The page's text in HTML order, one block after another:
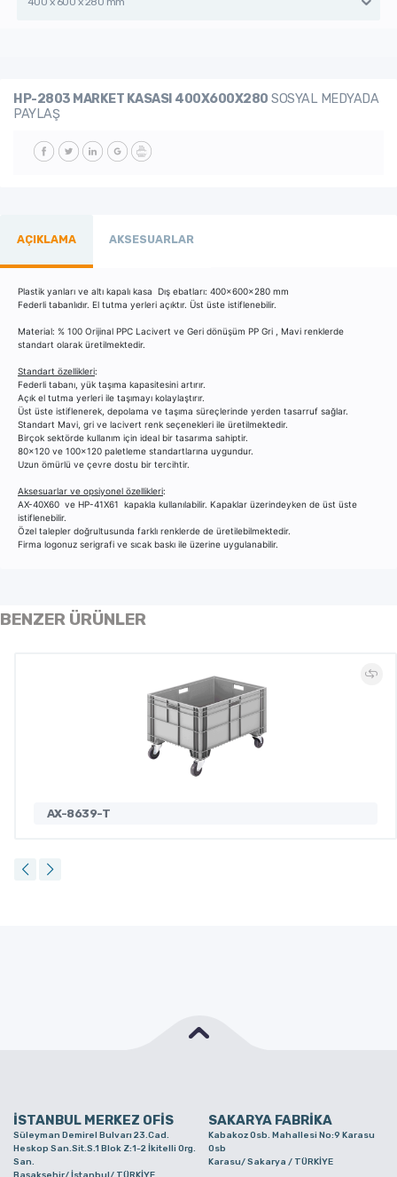
HP-2803 MARKET KASASI 400X600X280 SOSYAL MEDYADA
PAYLAŞ
AÇIKLAMA AKSESUARLAR
Plastik yanları ve altı kapalı kasa Dış ebatları: 400x600x280 mm
Federli tabanlıdır. El tutma yerleri açıktır. Üst üste istiflenebilir.
Material: % 100 Orijinal PPC Lacivert ve Geri dönüşüm PP Gri , Mavi renklerde
standart olarak üretilmektedir.
Standart özellikleri:
Federli tabanı, yük taşıma kapasitesini artırır.
Açık el tutma yerleri ile taşımayı kolaylaştırır.
Üst üste istiflenerek, depolama ve taşıma süreçlerinde yerden tasarruf sağlar.
Standart Mavi, gri ve lacivert renk seçenekleri ile üretilmektedir.
Birçok sektörde kullanım için ideal bir tasarıma sahiptir.
80x120 ve 100x120 paletleme standartlarına uygundur.
Uzun ömürlü ve çevre dostu bir tercihtir.
Aksesuarlar ve opsiyonel özellikleri:
AX-40X60 ve HP-41X61 kapakla kullanılabilir. Kapaklar üzerindeyken de üst üste
istiflenebilir.
Özel talepler doğrultusunda farklı renklerde de üretilebilmektedir.
Firma logonuz serigrafi ve sıcak baskı ile üzerine uygulanabilir.
BENZER ÜRÜNLER
AX-8639-T
İSTANBUL MERKEZ OFİS SAKARYA FABRİKA
Süleyman Demirel Bulvarı 23.Cad.
Heskop San.Sit.S.1 Blok Z:1-2 İkitelli Org.
San.
Kabakoz Osb. Mahallesi No:9 Karasu
Osb
Karasu/ Sakarya / TÜRKİYE